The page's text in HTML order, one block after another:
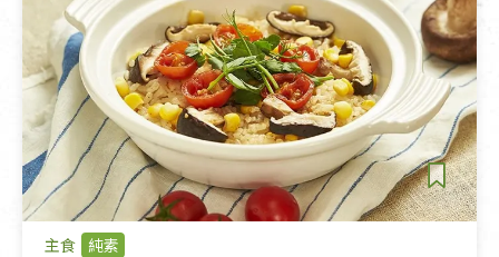
主食 純素